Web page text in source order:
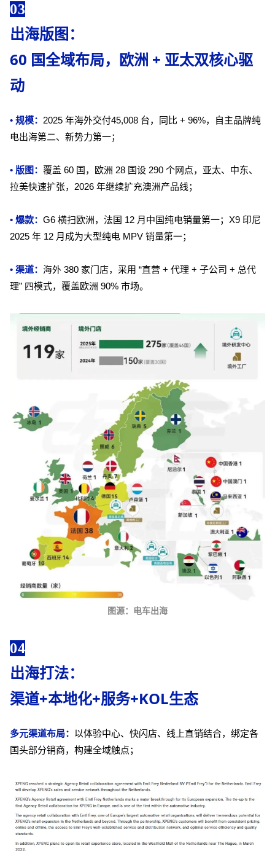
03
出海版图：
60 国全域布局，欧洲 + 亚太双核心驱
动
• 规模： 2025 年海外交付45,008 台，同比 + 96%，自主品牌纯
电出海第二、新势力第一；
• 版图： 覆盖 60 国，欧洲 28 国设 290 个网点，亚太、中东、
拉美快速扩张，2026 年继续扩充澳洲产品线；
• 爆款： G6 横扫欧洲，法国 12 月中国纯电销量第一；X9 印尼
2025 年 12 月成为大型纯电 MPV 销量第一；
• 渠道： 海外 380 家门店，采用 “直营 + 代理 + 子公司 + 总代
理” 四模式，覆盖欧洲 90% 市场。
图源：电车出海
04
出海打法：
渠道+本地化+服务+KOL生态
多元渠道布局： 以体验中心、快闪店、线上直销结合，绑定各
国头部分销商，构建全域触点；